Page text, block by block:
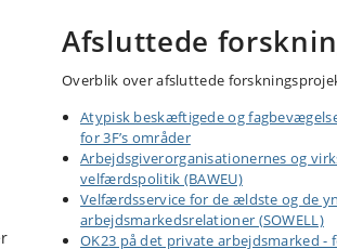
Afsluttede
Overblik over afsluttede
Atypisk beskæftigede og
for 3F’s områder
Arbejdsgiverorganisationernes og
velfærdspolitik (BAWEU)
Velfærdsservice for de ældste og de
arbejdsmarkedsrelationer (SOWELL)
OK23 på det private arbejdsmarked -